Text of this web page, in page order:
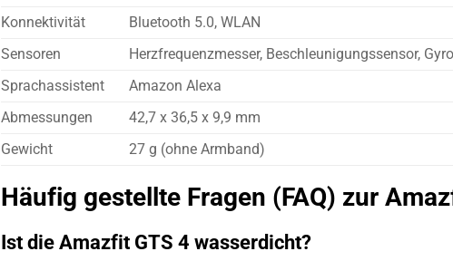
Konnektivität
Bluetooth 5.0, WLAN
Sensoren
Herzfrequenzmesser, Beschleunigungssensor,
Sprachassistent
Amazon Alexa
Abmessungen
42,7 x 36,5 x 9,9 mm
Gewicht
27 g (ohne Armband)
Häufig gestellte Fragen (FAQ) zur
Ist die Amazfit GTS 4 wasserdicht?